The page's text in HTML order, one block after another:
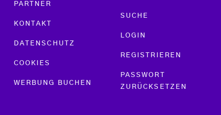
PARTNER
KONTAKT
DATENSCHUTZ
COOKIES
WERBUNG BUCHEN
SUCHE
LOGIN
REGISTRIEREN
PASSWORT
ZURÜCKSETZEN